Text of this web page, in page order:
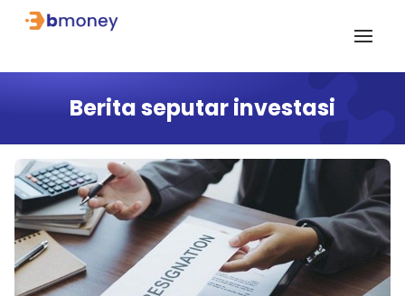
Berita seputar investasi